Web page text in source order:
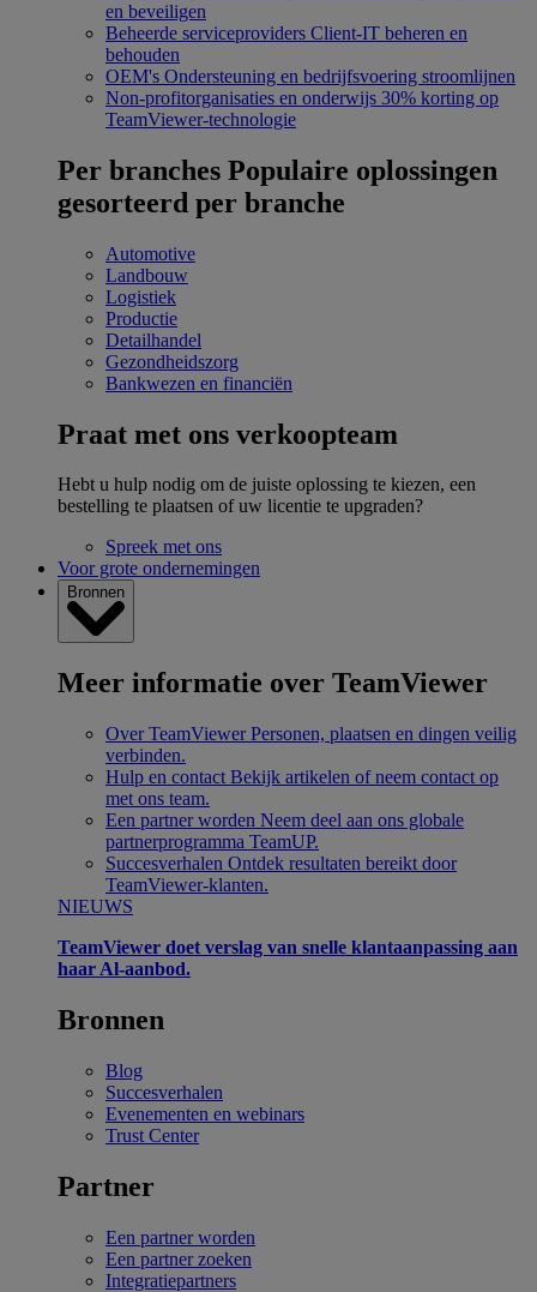
en beveiligen
Beheerde serviceproviders Client-IT beheren en
behouden
OEM's Ondersteuning en bedrijfsvoering stroomlijnen
Non-profitorganisaties en onderwijs 30% korting op
TeamViewer-technologie
Per branches Populaire oplossingen
gesorteerd per branche
Automotive
Landbouw
Logistiek
Productie
Detailhandel
Gezondheidszorg
Bankwezen en financiën
Praat met ons verkoopteam
Hebt u hulp nodig om de juiste oplossing te kiezen, een
bestelling te plaatsen of uw licentie te upgraden?
Spreek met ons
Voor grote ondernemingen
Bronnen
Meer informatie over TeamViewer
Over TeamViewer Personen, plaatsen en dingen veilig
verbinden.
Hulp en contact Bekijk artikelen of neem contact op
met ons team.
Een partner worden Neem deel aan ons globale
partnerprogramma TeamUP.
Succesverhalen Ontdek resultaten bereikt door
TeamViewer-klanten.
NIEUWS
TeamViewer doet verslag van snelle klantaanpassing aan
haar Al-aanbod.
Bronnen
Blog
Succesverhalen
Evenementen en webinars
Trust Center
Partner
Een partner worden
Een partner zoeken
Integratiepartners